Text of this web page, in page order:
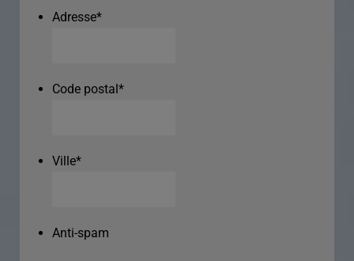
Adresse*
Code postal*
Ville*
Anti-spam